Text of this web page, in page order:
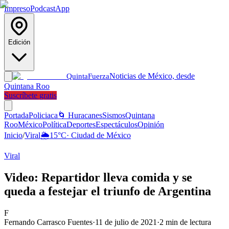
ImpresoPodcastApp
Edición
QuintaFuerzaNoticias de México, desde
Quintana Roo
Suscríbete gratis
PortadaPoliciaca 🌀 HuracanesSismosQuintana
RooMéxicoPolíticaDeportesEspectáculosOpinión
Inicio/Viral🌦️15°C· Ciudad de México
Viral
Video: Repartidor lleva comida y se
queda a festejar el triunfo de Argentina
F
Fernando Carrasco Fuentes·11 de julio de 2021 ·2 min de lectura